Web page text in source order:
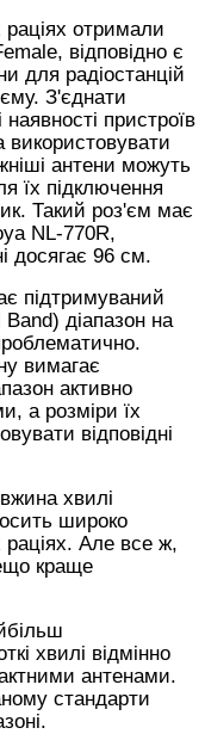
отримали
відповідно є
для радіостанцій
З'єднати
пристроїв
антени можуть
їх підключення
Такий роз'єм має
NL-770R,
досягає 96 см.
підтримуваний
діапазон на
вимагає
активно
а розміри їх
відповідні
хвилі
широко
раціях. Але все ж,
краще
хвилі відмінно
антенами.
стандарти